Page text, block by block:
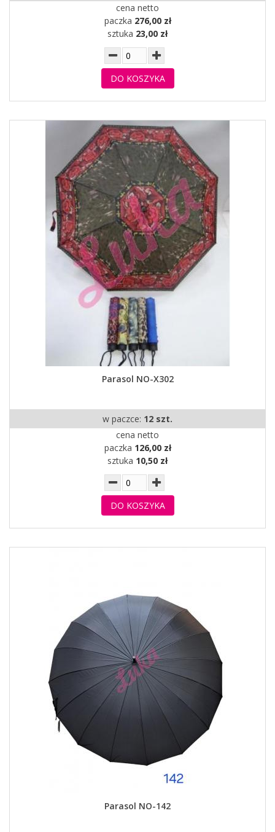
cena netto
paczka 276,00 zł
sztuka 23,00 zł
DO KOSZYKA
Parasol NO-X302
w paczce: 12 szt.
cena netto
paczka 126,00 zł
sztuka 10,50 zł
DO KOSZYKA
Parasol NO-142